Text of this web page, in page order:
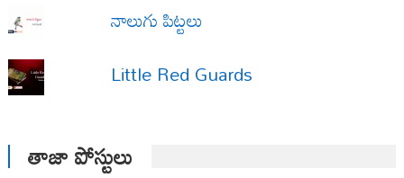
నాలుగు పిట్టలు
Little Red Guards
తాజా పోస్టులు